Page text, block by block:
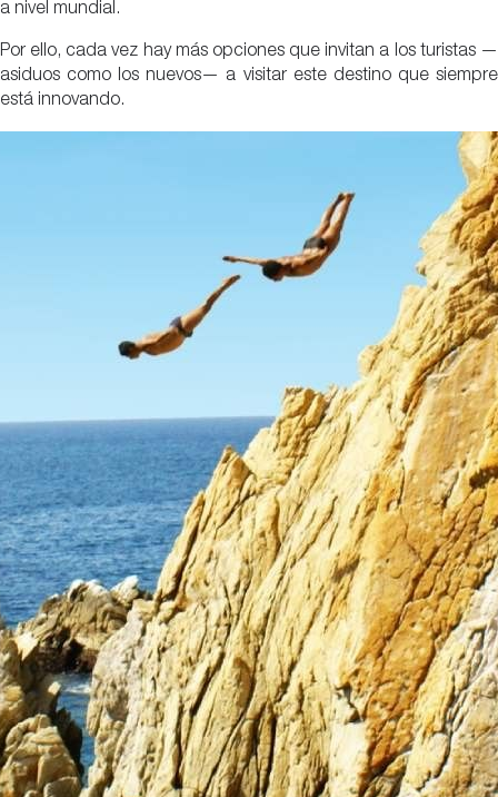
a nivel mundial.
Por ello, cada vez hay más opciones que invitan a los turistas —
asiduos como los nuevos— a visitar este destino que siempre
está innovando.